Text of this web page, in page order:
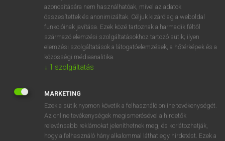
OOOOPS!
SZOTAR.NET APPLIKÁCIÓ
azonosítására nem használhatóak, mivel az adatok
összesítettek és anonimizáltak. Céljuk kizárólag a weboldal
funkcióinak javítása. Ezek közé tartoznak a harmadik féltől
származó elemzési szolgáltatásokhoz tartozó sütik; ilyen
elemzési szolgáltatások a látogatóelemzések, a hőtérképek és a
közösségi médiaanalitika.
↓ 1 szolgáltatás
MARKETING
Ezek a sütik nyomon követik a felhasználó online tevékenységét.
Az online tevékenységek megismerésével a hirdetők
relevánsabb reklámokat jeleníthetnek meg, és korlátozhatják,
hogy a felhasználó hány alkalommal láthat egy hirdetést. Ezek a